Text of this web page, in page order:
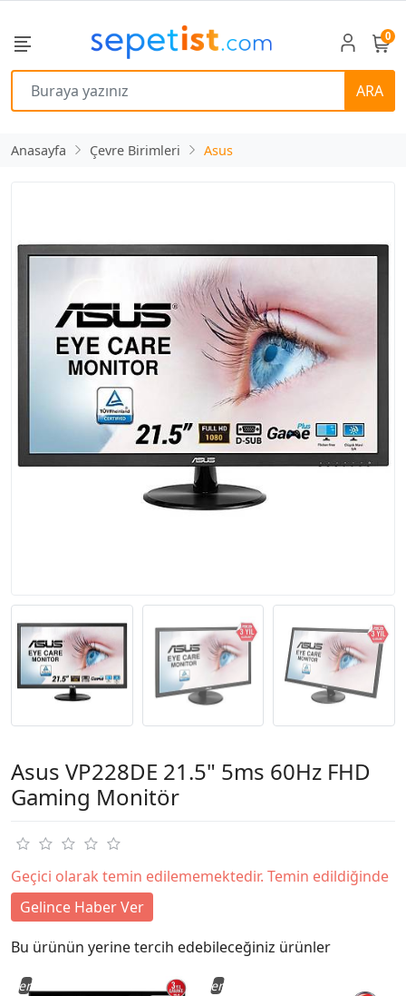
ARA
0
Anasayfa Çevre Birimleri Asus
Asus VP228DE 21.5" 5ms 60Hz FHD
Gaming Monitör
Geçici olarak temin edilememektedir. Temin edildiğinde
Gelince Haber Ver
Bu ürünün yerine tercih edebileceğiniz ürünler
Yeni Yeni